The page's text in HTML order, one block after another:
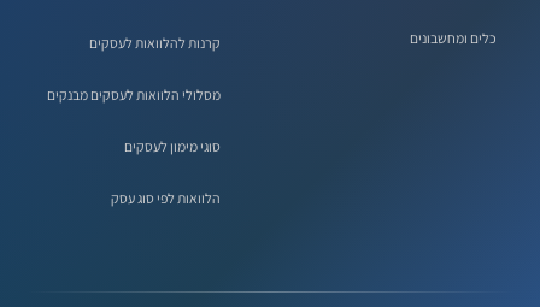
כלים ומחשבונים קרנות להלוואות לעסקים
מסלולי הלוואות לעסקים מבנקים
סוגי מימון לעסקים
הלוואות לפי סוג עסק